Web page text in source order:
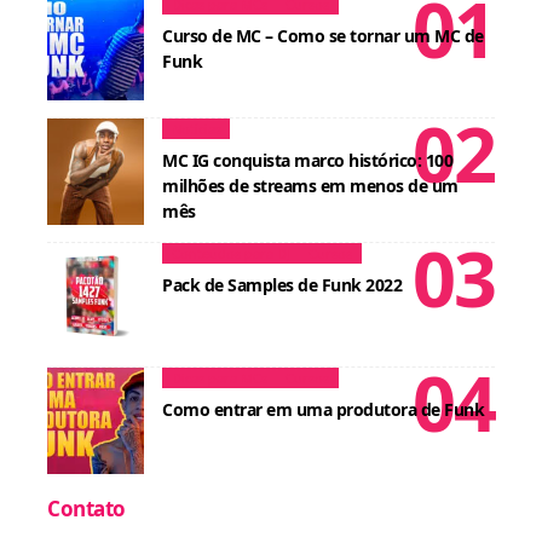
Curso de MC – Como se tornar um MC de
Funk
MC IG conquista marco histórico: 100
milhões de streams em menos de um
mês
Pack de Samples de Funk 2022
Como entrar em uma produtora de Funk
Contato